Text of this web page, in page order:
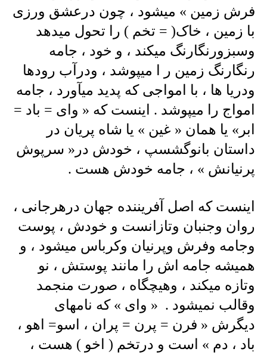
فرش زمین » میشود ، چون درعشق ورزی
با زمین ، خاک( = تخم ) را تحول میدهد
وسبزورنگارنگ میکند ، و خود ، جامه
رنگارنگ زمین ر ا میپوشد ، ودرآب رودها
ودریا ها ، با امواجی که پدید میآورد ، جامه
امواج را میپوشد . اینست که « وای = باد =
ابر» یا همان « غین » یا شاه پریان در
داستان بانوگشسپ ، خودش در« سرپوش
پرنیانش » ، جامه خودش هست .
اینست که اصل آفریننده جهان درهرجانی ،
روان وجنبان وتازانست و خودش ، پوست
وجامه وفرش وپرنیان وکرباس میشود ، و
همیشه جامه اش را مانند پوستش ، نو
وتازه میکند ، وهیچگاه ، صورت منجمد
وقالب نمیشود . « وای » که نامهای
دیگرش « فرن = پرن = پران ، اسو= اهو ،
باد ، دم » است و درتخم ( اخو ) هست ،